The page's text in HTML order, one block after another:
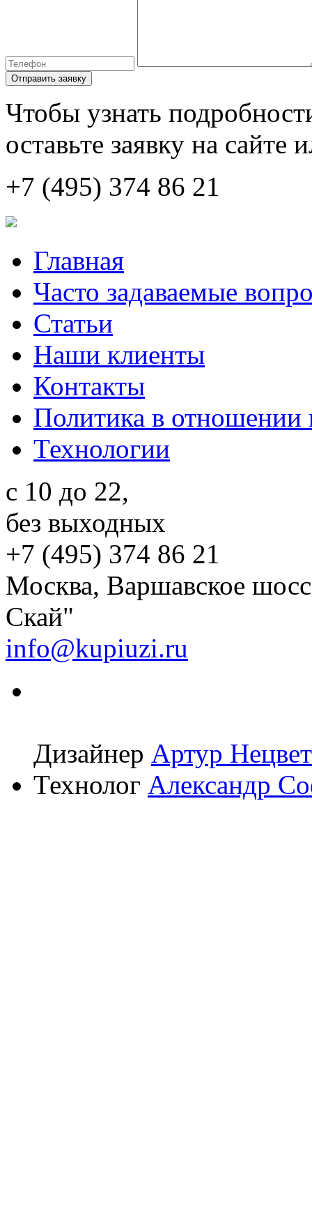
Отправить заявку
Чтобы узнать
оставьте заявку на
+7 (495) 374 86 21
Главная
Часто задаваемые
Статьи
Наши клиенты
Контакты
Политика в
Технологии
c 10 до 22,
без выходных
+7 (495) 374 86 21
Москва, Варшавское
Скай"
info@kupiuzi.ru
Дизайнер Артур
Технолог Александр